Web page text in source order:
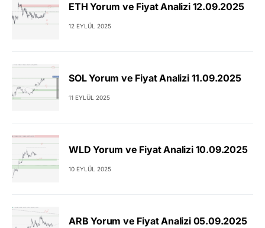
ETH Yorum ve Fiyat Analizi 12.09.2025
12 EYLÜL 2025
SOL Yorum ve Fiyat Analizi 11.09.2025
11 EYLÜL 2025
WLD Yorum ve Fiyat Analizi 10.09.2025
10 EYLÜL 2025
ARB Yorum ve Fiyat Analizi 05.09.2025